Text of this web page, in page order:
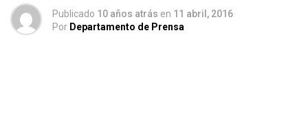
Publicado 10 años atrás en 11 abril, 2016
Por Departamento de Prensa